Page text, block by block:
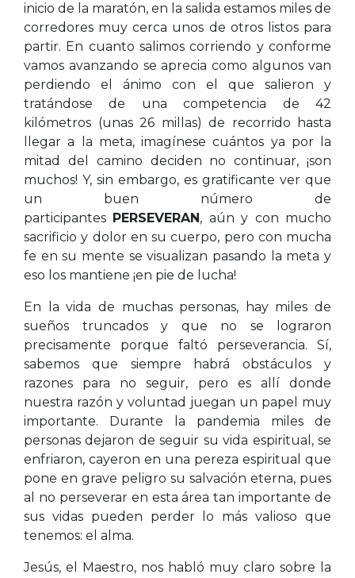
inicio de la maratón, en la salida estamos miles de
corredores muy cerca unos de otros listos para
partir. En cuanto salimos corriendo y conforme
vamos avanzando se aprecia como algunos van
perdiendo el ánimo con el que salieron y
tratándose de una competencia de 42
kilómetros (unas 26 millas) de recorrido hasta
llegar a la meta, imagínese cuántos ya por la
mitad del camino deciden no continuar, ¡son
muchos! Y, sin embargo, es gratificante ver que
un buen número de
participantes PERSEVERAN , aún y con mucho
sacrificio y dolor en su cuerpo, pero con mucha
fe en su mente se visualizan pasando la meta y
eso los mantiene ¡en pie de lucha!
En la vida de muchas personas, hay miles de
sueños truncados y que no se lograron
precisamente porque faltó perseverancia. Sí,
sabemos que siempre habrá obstáculos y
razones para no seguir, pero es allí donde
nuestra razón y voluntad juegan un papel muy
importante. Durante la pandemia miles de
personas dejaron de seguir su vida espiritual, se
enfriaron, cayeron en una pereza espiritual que
pone en grave peligro su salvación eterna, pues
al no perseverar en esta área tan importante de
sus vidas pueden perder lo más valioso que
tenemos: el alma.
Jesús, el Maestro, nos habló muy claro sobre la